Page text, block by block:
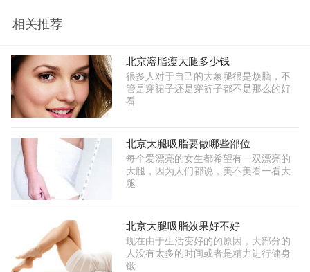
相关推荐
北京溶脂瘦大腿多少钱
很多人对于自己的大象腿很是烦脑，不
管是穿裙子还是穿裤子都不是那么的好
看
北京大腿吸脂要做哪些部位
每个爱漂亮的女生都希望有一双漂亮的
大腿，因为人们都说，美不美看一看大
腿
北京大腿吸脂效果好不好
现在由于生活变好的的原因，大部分的
人没有太多的时间或者是精力进行健身
锻